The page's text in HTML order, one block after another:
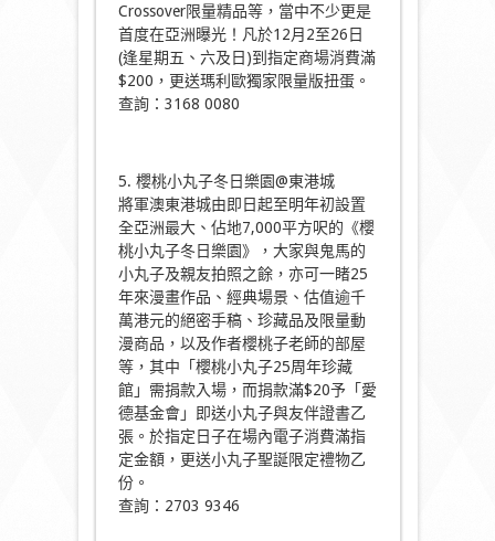
Crossover限量精品等，當中不少更是
首度在亞洲曝光！凡於12月2至26日
(逢星期五、六及日)到指定商場消費滿
$200，更送瑪利歐獨家限量版扭蛋。
查詢：3168 0080
5. 櫻桃小丸子冬日樂園@東港城
將軍澳東港城由即日起至明年初設置
全亞洲最大、佔地7,000平方呎的《櫻
桃小丸子冬日樂園》，大家與鬼馬的
小丸子及親友拍照之餘，亦可一睹25
年來漫畫作品、經典場景、估值逾千
萬港元的絕密手稿、珍藏品及限量動
漫商品，以及作者櫻桃子老師的部屋
等，其中「櫻桃小丸子25周年珍藏
館」需捐款入場，而捐款滿$20予「愛
德基金會」即送小丸子與友伴證書乙
張。於指定日子在場內電子消費滿指
定金額，更送小丸子聖誕限定禮物乙
份。
查詢：2703 9346